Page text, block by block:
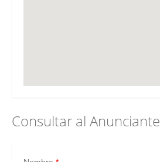
Consultar al Anunciante